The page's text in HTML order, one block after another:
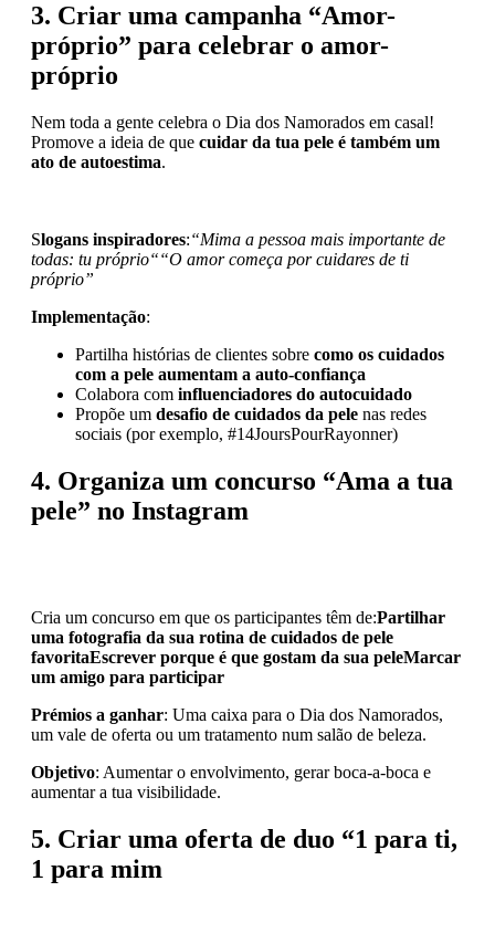
3. Criar uma campanha “Amor-
próprio” para celebrar o amor-
próprio
Nem toda a gente celebra o Dia dos Namorados em casal!
Promove a ideia de que cuidar da tua pele é também um
ato de autoestima.
Slogans inspiradores:“Mima a pessoa mais importante de
todas: tu próprio““O amor começa por cuidares de ti
próprio”
Implementação:
Partilha histórias de clientes sobre como os cuidados
com a pele aumentam a auto-confiança
Colabora com influenciadores do autocuidado
Propõe um desafio de cuidados da pele nas redes
sociais (por exemplo, #14JoursPourRayonner)
4. Organiza um concurso “Ama a tua
pele” no Instagram
Cria um concurso em que os participantes têm de:Partilhar
uma fotografia da sua rotina de cuidados de pele
favoritaEscrever porque é que gostam da sua peleMarcar
um amigo para participar
Prémios a ganhar: Uma caixa para o Dia dos Namorados,
um vale de oferta ou um tratamento num salão de beleza.
Objetivo: Aumentar o envolvimento, gerar boca-a-boca e
aumentar a tua visibilidade.
5. Criar uma oferta de duo “1 para ti,
1 para mim